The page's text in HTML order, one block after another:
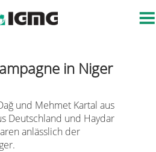
in Niger
und Mehmet Kartal aus
Deutschland und Haydar
anlässlich der